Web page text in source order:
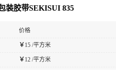
装胶带SEKISUI 835
价格
￥ 15 /平方米
￥ 12 /平方米